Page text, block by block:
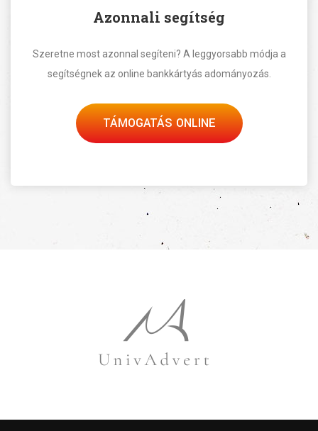
Azonnali segítség
Szeretne most azonnal segíteni? A leggyorsabb módja a
segítségnek az online bankkártyás adományozás.
TÁMOGATÁS ONLINE